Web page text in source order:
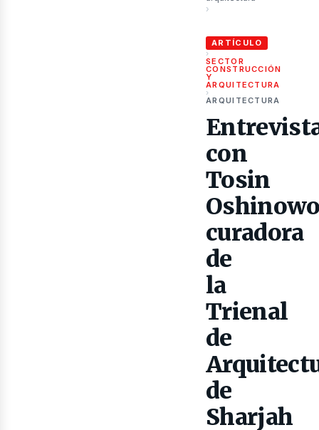
›
ARTÍCULO
›
SECTOR
CONSTRUCCIÓN
Y
ARQUITECTURA
›
ARQUITECTURA
con
Tosin
curadora
de
la
Trienal
de
de
Sharjah